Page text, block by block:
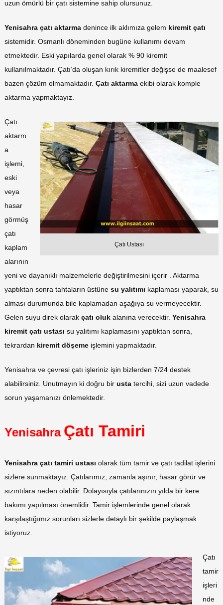
uzun ömürlü bir çatı sistemine sahip olursunuz.
Yenisahra çatı aktarma denince ilk aklımıza gelem kiremit çatı
sistemidir. Osmanlı döneminden bugüne kullanımı devam
etmektedir. Eski yapılarda genel olarak % 90 kiremit
kullanılmaktadır. Çatı’da oluşan kırık kiremitler değişse de maalesef
bazen çözüm olmamaktadır. Çatı aktarma ekibi olarak komple
aktarma yapmaktayız.
Çatı Ustası
Çatı
aktarm
a
işlemi,
eski
veya
hasar
görmüş
çatı
kaplam
alarının
yeni ve dayanıklı malzemelerle değiştirilmesini içerir . Aktarma
yaptıktan sonra tahtaların üstüne su yalıtımı kaplaması yaparak, su
alması durumunda bile kaplamadan aşağıya su vermeyecektir.
Gelen suyu direk olarak çatı oluk alanına verecektir. Yenisahra
kiremit çatı ustası su yalıtımı kaplamasını yaptıktan sonra,
tekrardan kiremit döşeme işlemini yapmaktadır.
Yenisahra ve çevresi çatı işleriniz işin bizlerden 7/24 destek
alabilirsiniz. Unutmayın ki doğru bir usta tercihi, sizi uzun vadede
sorun yaşamanızı önlemektedir.
Yenisahra Çatı Tamiri
Yenisahra çatı tamiri ustası olarak tüm tamir ve çatı tadilat işlerini
sizlere sunmaktayız. Çatılarımız, zamanla aşınır, hasar görür ve
sızıntılara neden olabilir. Dolayısıyla çatılarınızın yılda bir kere
bakımı yapılması önemlidir. Tamir işlemlerinde genel olarak
karşılaştığımız sorunları sizlerle detaylı bir şekilde paylaşmak
istiyoruz.
Çatı
tamir
işleri
nde